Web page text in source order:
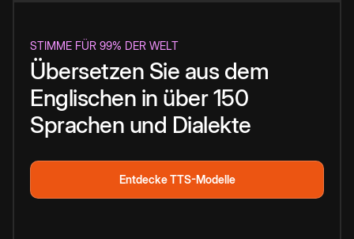
STIMME FÜR 99% DER WELT
Übersetzen Sie aus dem
Englischen in über 150
Sprachen und Dialekte
Entdecke TTS-Modelle